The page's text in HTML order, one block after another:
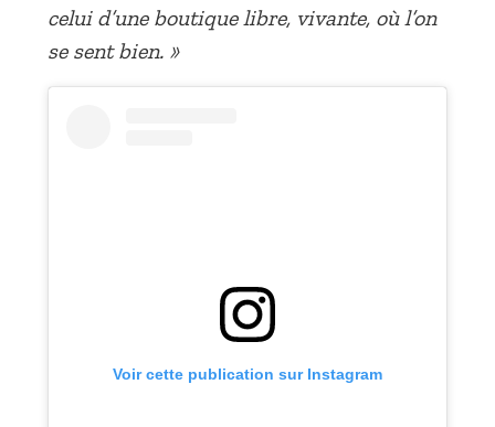
celui d’une boutique libre, vivante, où l’on
se sent bien. »
Voir cette publication sur Instagram